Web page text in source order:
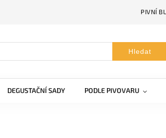
PIVNÍ
Hledat
DEGUSTAČNÍ SADY PODLE PIVOVARU